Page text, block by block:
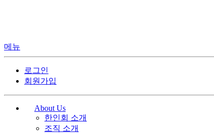
메뉴
로그인
회원가입
About Us
한인회 소개
조직 소개